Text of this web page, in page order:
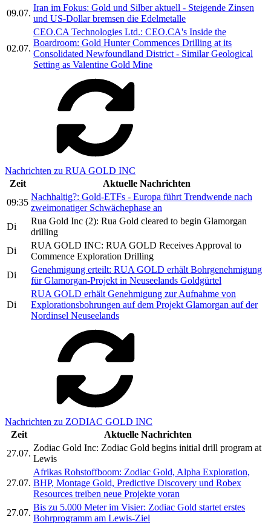
09.07.
Iran im Fokus: Gold und Silber aktuell - Steigende Zinsen
und US-Dollar bremsen die Edelmetalle
02.07.
CEO.CA Technologies Ltd.: CEO.CA's Inside the
Boardroom: Gold Hunter Commences Drilling at its
Consolidated Newfoundland District - Similar Geological
Setting as Valentine Gold Mine
Nachrichten zu RUA GOLD INC
Zeit
Aktuelle Nachrichten
09:35
Nachhaltig?: Gold-ETFs - Europa führt Trendwende nach
zweimonatiger Schwächephase an
Di
Rua Gold Inc (2): Rua Gold cleared to begin Glamorgan
drilling
Di
RUA GOLD INC: RUA GOLD Receives Approval to
Commence Exploration Drilling
Di
Genehmigung erteilt: RUA GOLD erhält Bohrgenehmigung
für Glamorgan-Projekt in Neuseelands Goldgürtel
Di
RUA GOLD erhält Genehmigung zur Aufnahme von
Explorationsbohrungen auf dem Projekt Glamorgan auf der
Nordinsel Neuseelands
Nachrichten zu ZODIAC GOLD INC
Zeit
Aktuelle Nachrichten
27.07.
Zodiac Gold Inc: Zodiac Gold begins initial drill program at
Lewis
27.07.
Afrikas Rohstoffboom: Zodiac Gold, Alpha Exploration,
BHP, Montage Gold, Predictive Discovery und Robex
Resources treiben neue Projekte voran
27.07.
Bis zu 5.000 Meter im Visier: Zodiac Gold startet erstes
Bohrprogramm am Lewis-Ziel